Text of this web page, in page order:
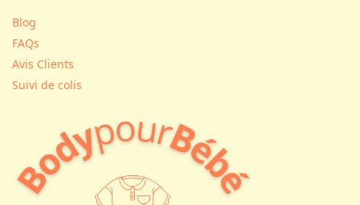
Blog
FAQs
Avis Clients
Suivi de colis